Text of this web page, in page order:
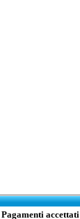
Pagamenti accettati